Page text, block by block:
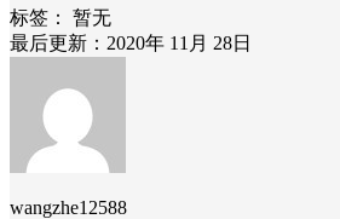
标签：
暂无
最后更新：2020年 11月 28日
wangzhe12588